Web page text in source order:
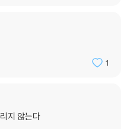
1
지 않는다